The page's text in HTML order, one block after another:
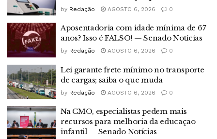
by Redação AGOSTO 6, 2026 0
Aposentadoria com idade mínima de 67
anos? Isso é FALSO! — Senado Notícias
by Redação AGOSTO 6, 2026 0
Lei garante frete mínimo no transporte
de cargas; saiba o que muda
by Redação AGOSTO 6, 2026 0
Na CMO, especialistas pedem mais
recursos para melhoria da educação
infantil — Senado Notícias